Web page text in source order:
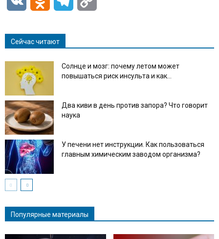
Сейчас читают
Солнце и мозг: почему летом может
повышаться риск инсульта и как...
Два киви в день против запора? Что говорит
наука
У печени нет инструкции. Как пользоваться
главным химическим заводом организма?
Популярные материалы